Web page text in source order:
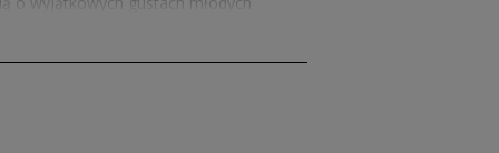
po wielokrotnym praniu, co